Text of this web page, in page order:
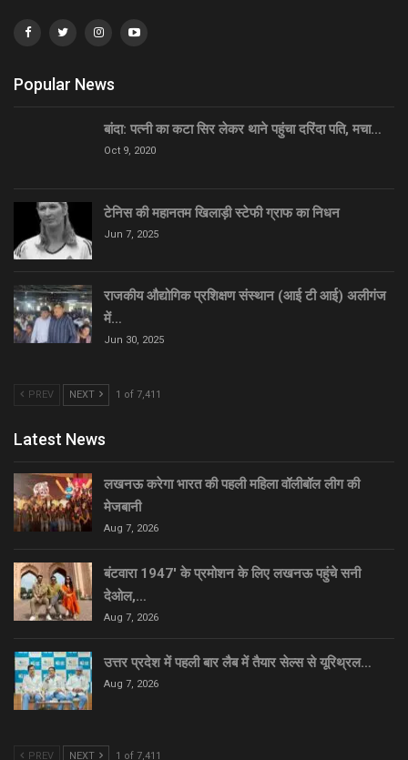
Popular News
बांदा: पत्नी का कटा सिर लेकर थाने पहुंचा दरिंदा पति, मचा…
Oct 9, 2020
टेनिस की महानतम खिलाड़ी स्टेफी ग्राफ का निधन
Jun 7, 2025
राजकीय औद्योगिक प्रशिक्षण संस्थान (आई टी आई) अलीगंज
में…
Jun 30, 2025
PREV NEXT 1 of 7,411
Latest News
लखनऊ करेगा भारत की पहली महिला वॉलीबॉल लीग की
मेजबानी
Aug 7, 2026
बंटवारा 1947′ के प्रमोशन के लिए लखनऊ पहुंचे सनी
देओल,…
Aug 7, 2026
उत्तर प्रदेश में पहली बार लैब में तैयार सेल्स से यूरिथ्रल…
Aug 7, 2026
PREV NEXT 1 of 7,411